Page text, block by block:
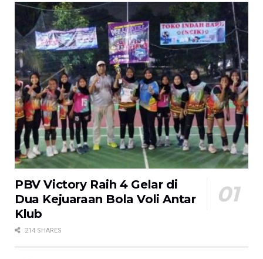
PBV Victory Raih 4 Gelar di
Dua Kejuaraan Bola Voli Antar
Klub
214 SHARES